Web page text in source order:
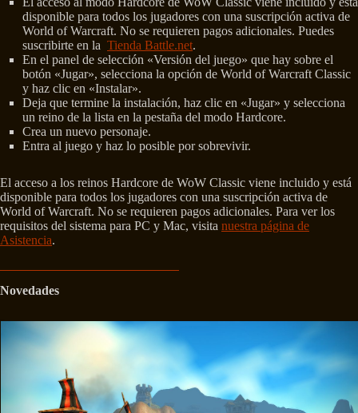
disponible para todos los jugadores con una suscripción activa de
World of Warcraft. No se requieren pagos adicionales. Puedes
suscribirte en la Tienda Battle.net.
En el panel de selección «Versión del juego» que hay sobre el
botón «Jugar», selecciona la opción de World of Warcraft Classic
y haz clic en «Instalar».
Deja que termine la instalación, haz clic en «Jugar» y selecciona
un reino de la lista en la pestaña del modo Hardcore.
Crea un nuevo personaje.
Entra al juego y haz lo posible por sobrevivir.
El acceso a los reinos Hardcore de WoW Classic viene incluido y está
disponible para todos los jugadores con una suscripción activa de
World of Warcraft. No se requieren pagos adicionales. Para ver los
requisitos del sistema para PC y Mac, visita nuestra página de
Asistencia.
Novedades